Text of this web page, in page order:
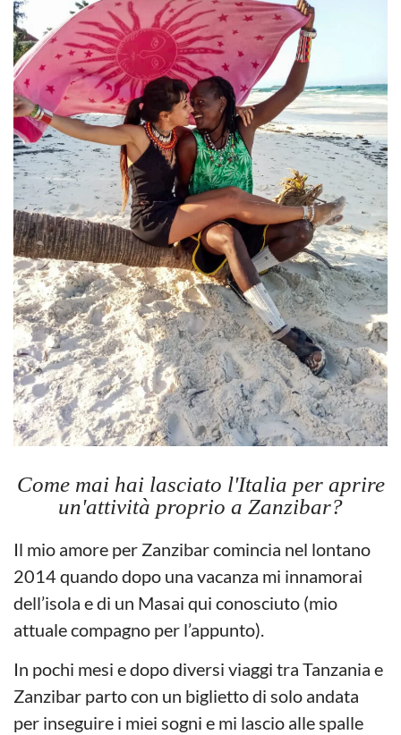
Come mai hai lasciato l'Italia per aprire
un'attività proprio a Zanzibar?
Il mio amore per Zanzibar comincia nel lontano
2014 quando dopo una vacanza mi innamorai
dell’isola e di un Masai qui conosciuto (mio
attuale compagno per l’appunto).
In pochi mesi e dopo diversi viaggi tra Tanzania e
Zanzibar parto con un biglietto di solo andata
per inseguire i miei sogni e mi lascio alle spalle